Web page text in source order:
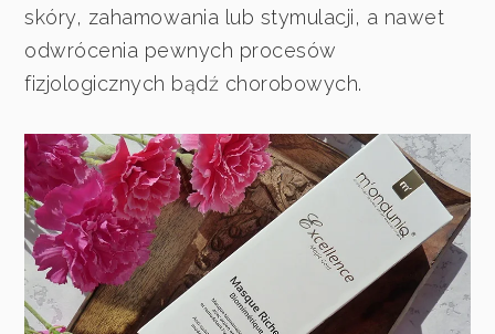
skóry, zahamowania lub stymulacji, a nawet
odwrócenia pewnych procesów
fizjologicznych bądź chorobowych.